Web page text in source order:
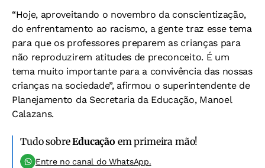
“Hoje, aproveitando o novembro da conscientização,
do enfrentamento ao racismo, a gente traz esse tema
para que os professores preparem as crianças para
não reproduzirem atitudes de preconceito. É um
tema muito importante para a convivência das nossas
crianças na sociedade”, afirmou o superintendente de
Planejamento da Secretaria da Educação, Manoel
Calazans.
Tudo sobreEducação em primeira mão!
Entre no canal do WhatsApp.